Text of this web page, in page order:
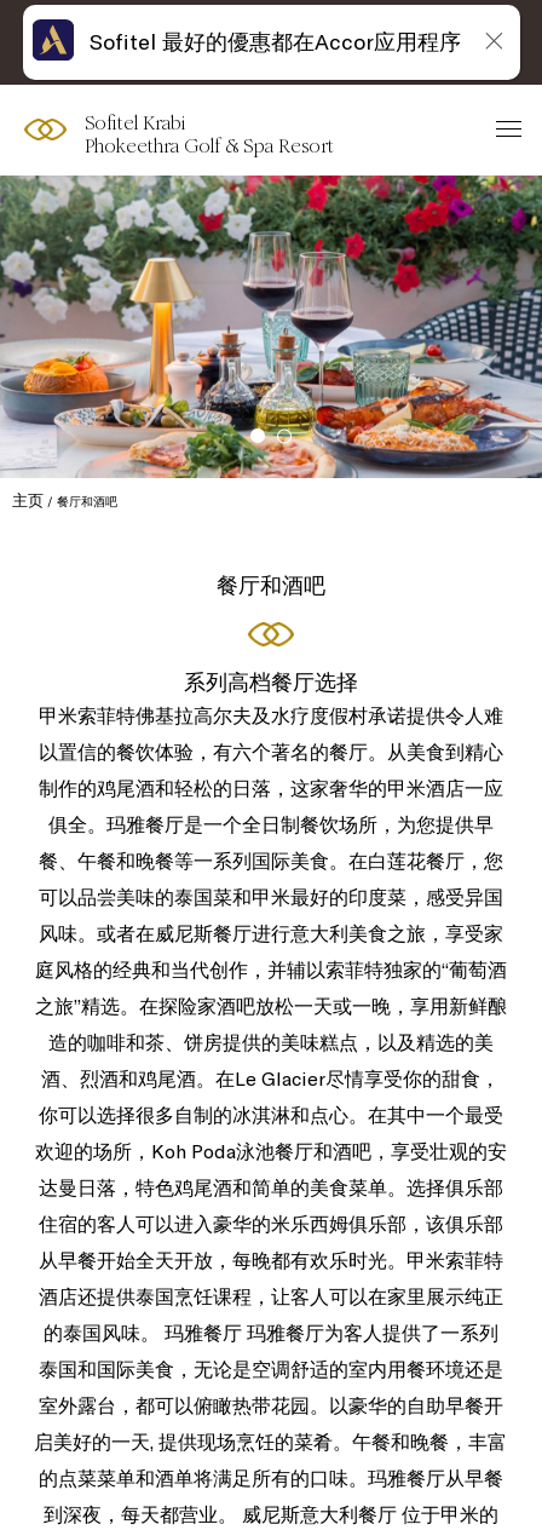
Sofitel Krabi
Phokeethra Golf & Spa Resort
主页 餐厅和酒吧
餐厅和酒吧
系列高档餐厅选择
甲米索菲特佛基拉高尔夫及水疗度假村承诺提供令人难
以置信的餐饮体验，有六个著名的餐厅。从美食到精心
制作的鸡尾酒和轻松的日落，这家奢华的甲米酒店一应
俱全。玛雅餐厅是一个全日制餐饮场所，为您提供早
餐、午餐和晚餐等一系列国际美食。在白莲花餐厅，您
可以品尝美味的泰国菜和甲米最好的印度菜，感受异国
风味。或者在威尼斯餐厅进行意大利美食之旅，享受家
庭风格的经典和当代创作，并辅以索菲特独家的“葡萄酒
之旅”精选。在探险家酒吧放松一天或一晚，享用新鲜酿
造的咖啡和茶、饼房提供的美味糕点，以及精选的美
酒、烈酒和鸡尾酒。在Le Glacier尽情享受你的甜食，
你可以选择很多自制的冰淇淋和点心。在其中一个最受
欢迎的场所，Koh Poda泳池餐厅和酒吧，享受壮观的安
达曼日落，特色鸡尾酒和简单的美食菜单。选择俱乐部
住宿的客人可以进入豪华的米乐西姆俱乐部，该俱乐部
从早餐开始全天开放，每晚都有欢乐时光。甲米索菲特
酒店还提供泰国烹饪课程，让客人可以在家里展示纯正
的泰国风味。 玛雅餐厅 玛雅餐厅为客人提供了一系列
泰国和国际美食，无论是空调舒适的室内用餐环境还是
室外露台，都可以俯瞰热带花园。以豪华的自助早餐开
启美好的一天, 提供现场烹饪的菜肴。午餐和晚餐，丰富
的点菜菜单和酒单将满足所有的口味。玛雅餐厅从早餐
到深夜，每天都营业。 威尼斯意大利餐厅 位于甲米的
Sofitel 最好的優惠都在Accor应用程序